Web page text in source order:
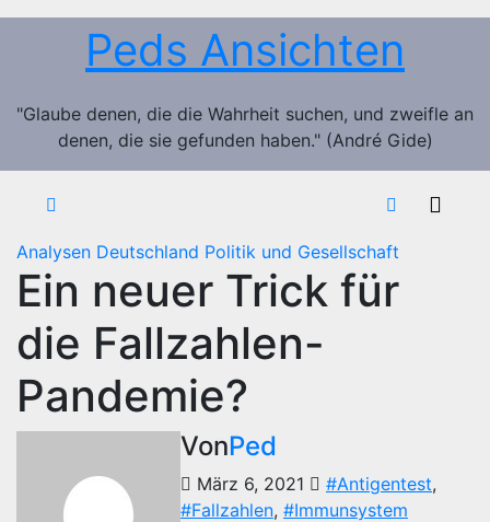
Zum
Peds Ansichten
"Glaube denen, die die Wahrheit suchen, und zweifle an
denen, die sie gefunden haben." (André Gide)
Analysen Deutschland Politik und Gesellschaft
Ein neuer Trick für
die Fallzahlen-
Pandemie?
VonPed
März 6, 2021 #Antigentest,
#Fallzahlen, #Immunsystem